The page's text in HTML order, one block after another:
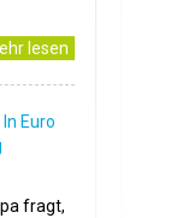
lesen
Euro
fragt,